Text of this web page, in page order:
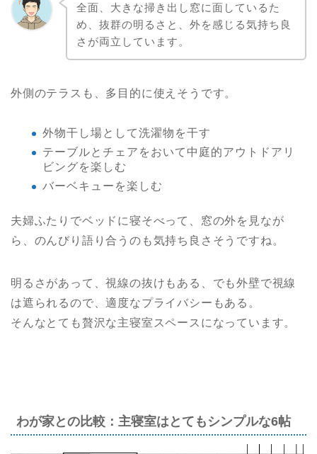
全面、大きな掃き出し窓に面しているた
め、抜群の明るさと、外を感じる気持ち良
さが両立しています。
外側のテラスも、多目的に使えそうです。
外物干し場として洗濯物を干す
テーブルとチェアをおいて中庭的アウトドアリ
ビングを楽しむ
バーベキューを楽しむ
夫婦ふたりでベッドに寝そべって、窓の外を見なが
ら、のんびり語り合うのも気持ち良さそうですね。
明るさがあって、視線の抜けもある、でも外壁で視線
は遮られるので、適度なプライバシーもある。
そんなとても贅沢な主寝室スペースになっています。
わが家との比較：主寝室はとてもシンプルな6帖